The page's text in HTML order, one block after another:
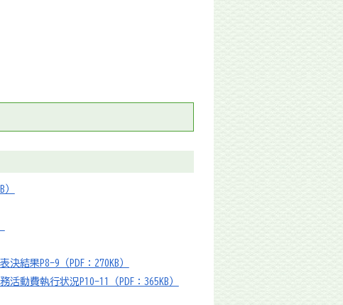
結果P8-9（PDF：270KB）
動費執行状況P10-11（PDF：365KB）